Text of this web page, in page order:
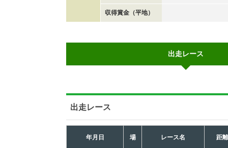
収得賞金（平地）
出走レース
出走レース
年月日 場 レース名 距離